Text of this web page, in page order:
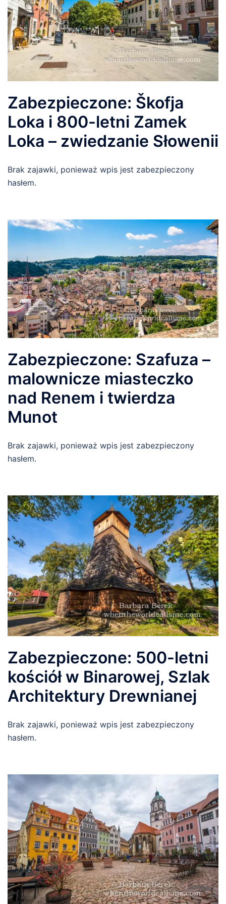
Zabezpieczone: Škofja
Loka i 800-letni Zamek
Loka – zwiedzanie Słowenii
Brak zajawki, ponieważ wpis jest zabezpieczony
hasłem.
Zabezpieczone: Szafuza –
malownicze miasteczko
nad Renem i twierdza
Munot
Brak zajawki, ponieważ wpis jest zabezpieczony
hasłem.
Zabezpieczone: 500-letni
kościół w Binarowej, Szlak
Architektury Drewnianej
Brak zajawki, ponieważ wpis jest zabezpieczony
hasłem.